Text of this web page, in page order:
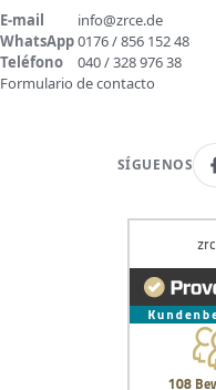
E-mail
info@zrce.de
WhatsApp0176 / 856 152 48
Teléfono
040 / 328 976 38
Formulario de contacto
SÍGUENOS